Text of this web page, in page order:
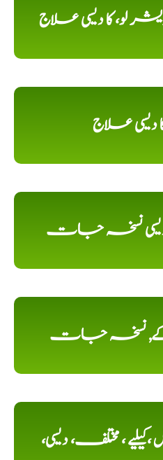
لو، کا دیسی علاج
کا دیسی علاج
دیسی نسخہ جات
کے, نسخہ جات
، مختلف، دیسی،